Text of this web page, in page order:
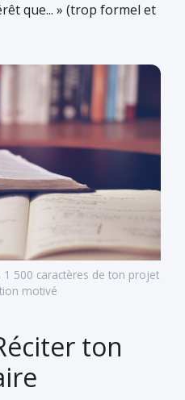
que... » (trop formel et
500 caractères de ton projet
motivé
ton